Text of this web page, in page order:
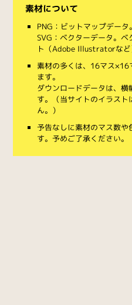
素材について
PNG：ビットマップデータ
SVG：ベクターデータ。
ト（Adobe Illustratorなど
素材の多くは、16マス×16
ます。
ダウンロードデータは、
す。（当サイトのイラス
ん。）
予告なしに素材のマス数
す。予めご了承ください。